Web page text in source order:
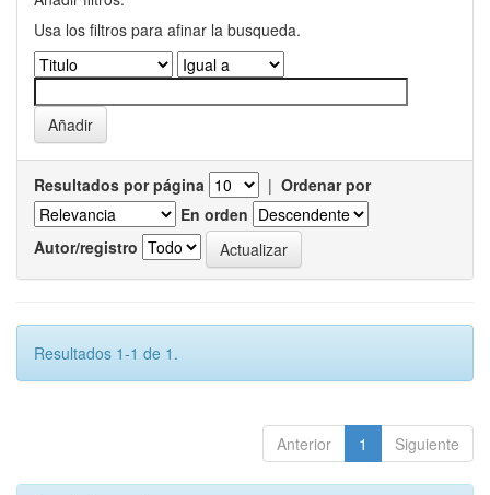
Usa los filtros para afinar la busqueda.
Resultados por página | Ordenar por
En orden
Autor/registro
Resultados 1-1 de 1.
Anterior 1 Siguiente